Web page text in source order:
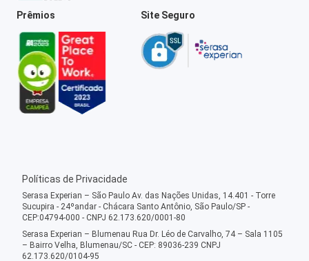
Prêmios Site Seguro
Políticas de Privacidade
Serasa Experian – São Paulo Av. das Nações Unidas, 14.401 - Torre
Sucupira - 24ºandar - Chácara Santo Antônio, São Paulo/SP -
CEP:04794-000 - CNPJ 62.173.620/0001-80
Serasa Experian – Blumenau Rua Dr. Léo de Carvalho, 74 – Sala 1105
– Bairro Velha, Blumenau/SC - CEP: 89036-239 CNPJ
62.173.620/0104-95